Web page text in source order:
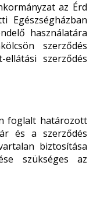
az Érd
Egészségházban
használatára
szerződés
szerződés
foglalt határozott
és a szerződés
biztosítása
szükséges az